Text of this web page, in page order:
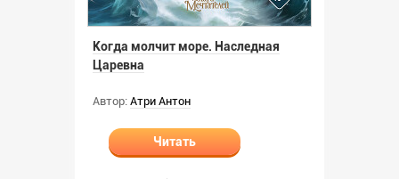
Когда молчит море. Наследная
Царевна
Автор: Атри Антон
Читать